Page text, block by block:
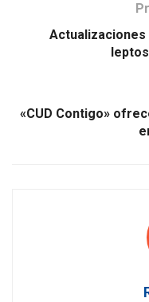
«CUD Contigo»